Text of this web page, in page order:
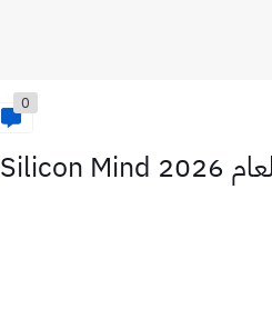
0
برنامج التدريب الصيفي من شركة سيليكون مايند لعام 2026 Silicon Mind